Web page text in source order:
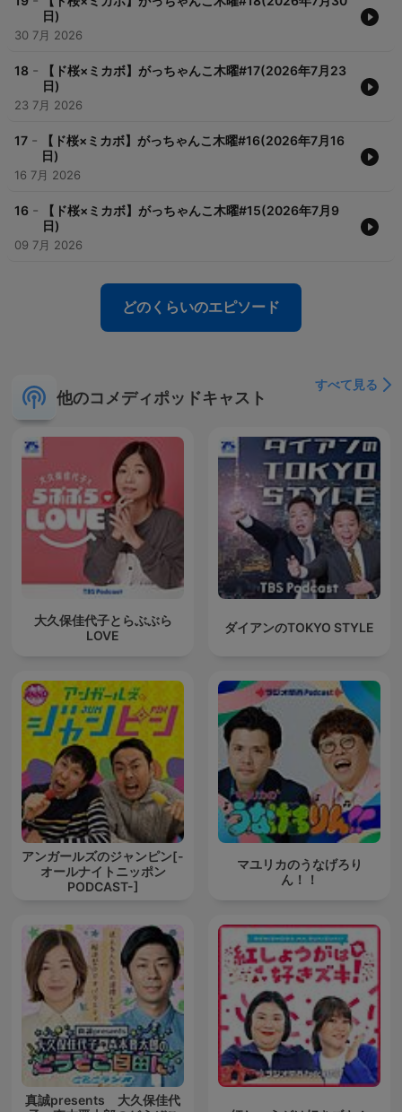
日)
30 7月 2026
18 -
【ド桜×ミカボ】がっちゃんこ木曜#17(2026年7月23
日)
23 7月 2026
17 -
【ド桜×ミカボ】がっちゃんこ木曜#16(2026年7月16
日)
16 7月 2026
16 -
【ド桜×ミカボ】がっちゃんこ木曜#15(2026年7月9
日)
09 7月 2026
どのくらいのエピソード
他のコメディポッドキャスト
すべて見る
大久保佳代子とらぶぶら
LOVE
ダイアンのTOKYO STYLE
アンガールズのジャンピン[-
オールナイトニッポン
PODCAST-]
マユリカのうなげろり
ん！！
真誠presents 大久保佳代